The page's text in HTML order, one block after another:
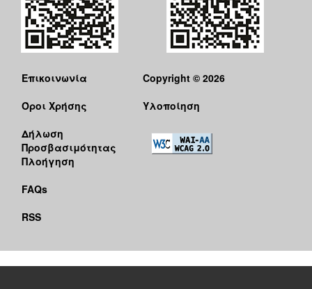
Επικοινωνία
Όροι Χρήσης
Δήλωση
Προσβασιμότητας
Πλοήγηση
FAQs
RSS
Copyright © 2026
Υλοποίηση